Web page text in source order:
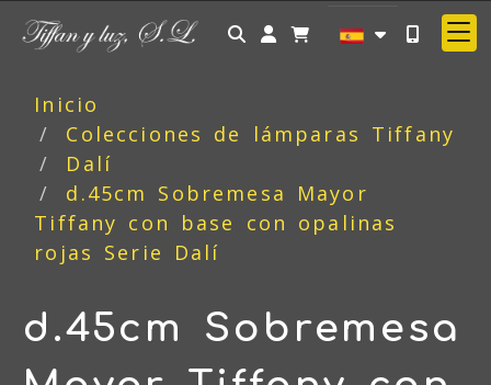
Identifícate
Inicio
Colecciones de lámparas Tiffany
Dalí
d.45cm Sobremesa Mayor
Tiffany con base con opalinas
rojas Serie Dalí
d.45cm Sobremesa